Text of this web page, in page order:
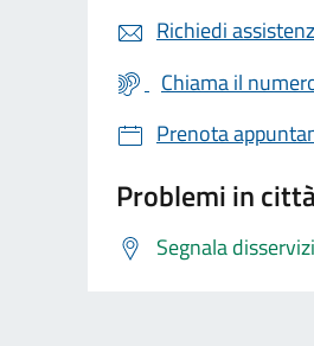
Richiedi
Chiama il
Prenota
Problemi in
Segnala